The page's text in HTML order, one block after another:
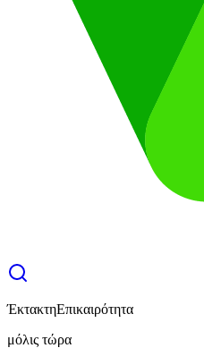
ΈκτακτηΕπικαιρότητα
μόλις τώρα